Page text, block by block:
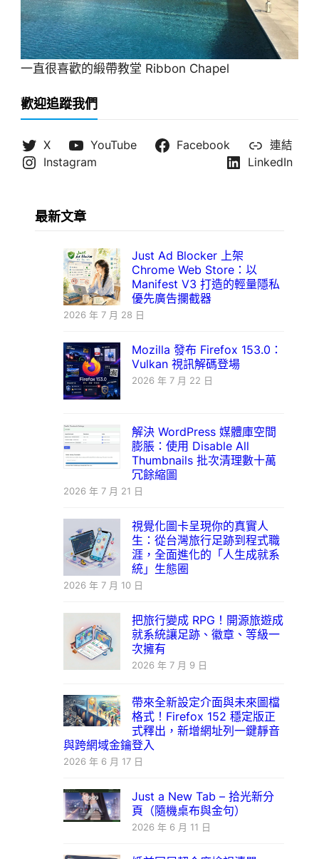
一直很喜歡的緞帶教堂 Ribbon Chapel
歡迎追蹤我們
X YouTube Facebook
連結
Instagram
LinkedIn
最新文章
Just Ad Blocker 上架
Chrome Web Store：以
Manifest V3 打造的輕量隱私
優先廣告攔截器
2026 年 7 月 28 日
Mozilla 發布 Firefox 153.0：
Vulkan 視訊解碼登場
2026 年 7 月 22 日
解決 WordPress 媒體庫空間
膨脹：使用 Disable All
Thumbnails 批次清理數十萬
冗餘縮圖
2026 年 7 月 21 日
視覺化圖卡呈現你的真實人
生：從台灣旅行足跡到程式職
涯，全面進化的「人生成就系
統」生態圈
2026 年 7 月 10 日
把旅行變成 RPG！開源旅遊成
就系統讓足跡、徽章、等級一
次擁有
2026 年 7 月 9 日
帶來全新設定介面與未來圖檔
格式！Firefox 152 穩定版正
式釋出，新增網址列一鍵靜音
與跨網域金鑰登入
2026 年 6 月 17 日
Just a New Tab – 拾光新分
頁（隨機桌布與金句）
2026 年 6 月 11 日